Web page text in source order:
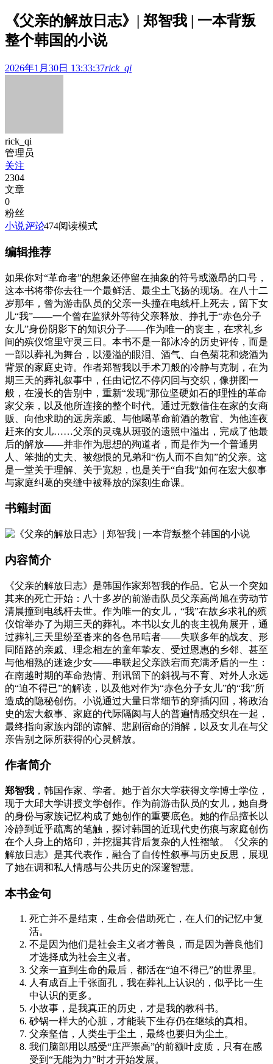
《父亲的解放日志》| 郑智我 | 一本背叛
整个韩国的小说
2026年1月30日 13:33:37rick_qi
rick_qi
管理员
关注
2304
文章
0
粉丝
小说评论474阅读模式
编辑推荐
如果你对“革命者”的想象还停留在抽象的符号或激昂的口号，
这本书将带你去往一个最鲜活、最尘土飞扬的现场。在八十二
岁那年，曾为游击队员的父亲一头撞在电线杆上死去，留下女
儿“我”——一个曾在监狱外等待父亲释放、挣扎于“赤色分子
女儿”身份阴影下的知识分子——作为唯一的丧主，在求礼乡
间的殡仪馆里守灵三日。本书不是一部冰冷的历史评传，而是
一部以葬礼为舞台，以漫溢的眼泪、酒气、白色菊花和烧酒为
背景的家庭史诗。作者郑智我以手术刀般的冷静与克制，在为
期三天的葬礼叙事中，任由记忆不停闪回与交织，像拼图一
般，在漫长的告别中，重新“发现”那位坚硬如石的理性的革命
家父亲，以及他所连接的整个时代。通过无数借住在家的女商
贩、向他求助的远房亲戚、与他喝革命前酒的教官、为他连夜
赶来的女儿……父亲的灵魂从斑驳的遗照中溢出，完成了他最
后的解放——并非作为思想的殉道者，而是作为一个普通男
人、笨拙的丈夫、被怨恨的兄弟和“伤人而不自知”的父亲。这
是一堂关于理解、关于宽恕，也是关于“自我”如何在宏大叙事
与家庭纠葛的夹缝中被释放的深刻生命课。
书籍封面
内容简介
《父亲的解放日志》是韩国作家郑智我的作品。它从一个突如
其来的死亡开始：八十多岁的前游击队员父亲高尚旭在劳动节
清晨撞到电线杆去世。作为唯一的女儿，“我”在故乡求礼的殡
仪馆举办了为期三天的葬礼。本书以女儿的丧主视角展开，通
过葬礼三天里纷至沓来的各色吊唁者——失联多年的战友、形
同陌路的亲戚、理念相左的童年挚友、受过恩惠的乡邻、甚至
与他相熟的迷途少女——串联起父亲跌宕而充满矛盾的一生：
在南越时期的革命热情、刑讯留下的斜视与不育、对外人永远
的“迫不得已”的解读，以及他对作为“赤色分子女儿”的“我”所
造成的隐秘创伤。小说通过大量日常细节的穿插闪回，将政治
史的宏大叙事、家庭的代际隔阂与人的普遍情感交织在一起，
最终指向家族内部的谅解、悲剧宿命的消解，以及女儿在与父
亲告别之际所获得的心灵解放。
作者简介
郑智我 ，韩国作家、学者。她于首尔大学获得文学博士学位，
现于大邱大学讲授文学创作。作为前游击队员的女儿，她自身
的身份与家族记忆构成了她创作的重要底色。她的作品擅长以
冷静到近乎疏离的笔触，探讨韩国的近现代史伤痕与家庭创伤
在个人身上的烙印，并挖掘其背后复杂的人性褶皱。《父亲的
解放日志》是其代表作，融合了自传性叙事与历史反思，展现
了她在调和私人情感与公共历史的深邃智慧。
本书金句
死亡并不是结束，生命会借助死亡，在人们的记忆中复
活。
不是因为他们是社会主义者才善良，而是因为善良他们
才选择成为社会主义者。
父亲一直到生命的最后，都活在“迫不得已”的世界里。
人有成百上千张面孔，我在葬礼上认识的，似乎比一生
中认识的更多。
小故事，是我真正的历史，才是我的教科书。
砂锅一样大的心脏，才能装下生存仍在继续的真相。
父亲坚信，人类生于尘土，最终也要归为尘土。
我们脑部用以感受“庄严崇高”的前额叶皮质，只有在感
受到“无能为力”时才开始发展。